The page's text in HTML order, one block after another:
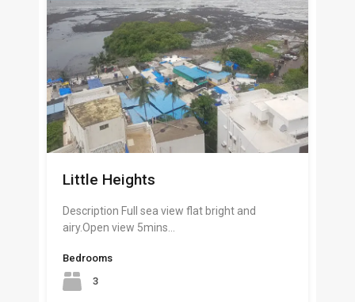
Little Heights
Description Full sea view flat bright and
airy.Open view 5mins…
Bedrooms
3